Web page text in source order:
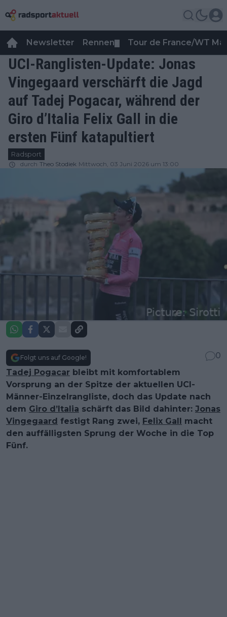
Newsletter Rennen Tour de France/WT
UCI-Ranglisten-Update: Jonas
Vingegaard verschärft die Jagd
auf Tadej Pogacar, während der
Giro d’Italia Felix Gall in die
ersten Fünf katapultiert
Radsport
durch Theo Stodiek Mittwoch, 03 Juni 2026 um 13:00
Folgt uns auf Google!
0
Tadej Pogacar bleibt mit komfortablem
Vorsprung an der Spitze der aktuellen UCI-
Männer-Einzelrangliste, doch das Update nach
dem Giro d’Italia schärft das Bild dahinter: Jonas
Vingegaard festigt Rang zwei, Felix Gall macht
den auffälligsten Sprung der Woche in die Top
Fünf.